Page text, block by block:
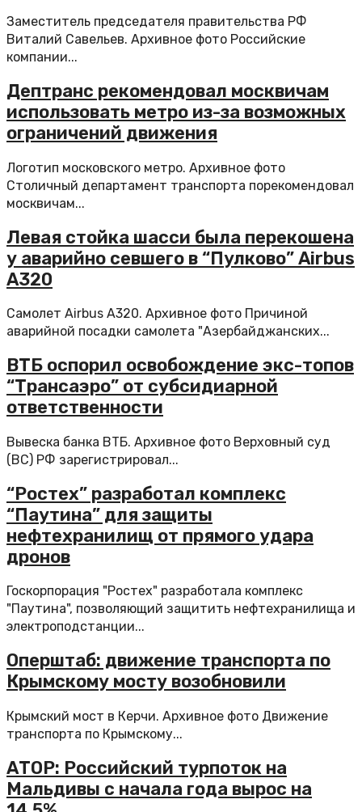
Заместитель председателя правительства РФ
Виталий Савельев. Архивное фото Российские
компании...
Дептранс рекомендовал москвичам
использовать метро из-за возможных
ограничений движения
Логотип московского метро. Архивное фото
Столичный департамент транспорта порекомендовал
москвичам...
Левая стойка шасси была перекошена
у аварийно севшего в “Пулково” Airbus
А320
Самолет Airbus A320. Архивное фото Причиной
аварийной посадки самолета "Азербайджанских...
ВТБ оспорил освобождение экс-топов
“Трансаэро” от субсидиарной
ответственности
Вывеска банка ВТБ. Архивное фото Верховный суд
(ВС) РФ зарегистрировал...
“Ростех” разработал комплекс
“Паутина” для защиты
нефтехранилищ от прямого удара
дронов
Госкорпорация "Ростех" разработала комплекс
"Паутина", позволяющий защитить нефтехранилища и
электроподстанции...
Оперштаб: движение транспорта по
Крымскому мосту возобновили
Крымский мост в Керчи. Архивное фото Движение
транспорта по Крымскому...
АТОР: Российский турпоток на
Мальдивы с начала года вырос на